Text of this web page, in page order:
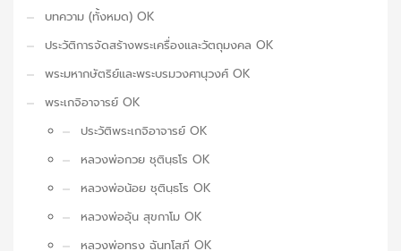
บทความ (ทั้งหมด) OK
ประวัติการจัดสร้างพระเครื่องและวัตถุมงคล OK
พระมหากษัตริย์และพระบรมวงศานุวงศ์ OK
พระเกจิอาจารย์ OK
ประวัติพระเกจิอาจารย์ OK
หลวงพ่อกวย ชุตินฺธโร OK
หลวงพ่อน้อย ชุตินฺธโร OK
หลวงพ่ออุ้น สุขกาโม OK
หลวงพ่อทรง ฉันทโสภี OK